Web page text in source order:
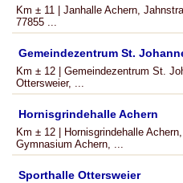
Km ± 11 | Janhalle Achern,
77855 ...
Gemeindezentrum St.
Km ± 12 | Gemeindezentrum St.
Ottersweier, ...
Hornisgrindehalle Achern
Km ± 12 | Hornisgrindehalle
Gymnasium Achern, ...
Sporthalle Ottersweier